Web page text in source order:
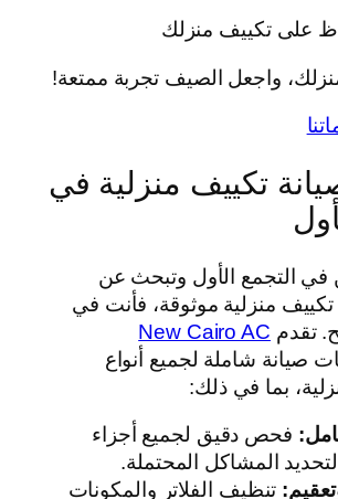
واجعل الصيف تجربة ممتعة!
تكييف منزلية في
في التجمع الأول وتبحث عن
منزلية موثوقة، فأنت في
تقدم New Cairo AC
صيانة شاملة لجميع أنواع
بما في ذلك:
فحص دقيق لجميع أجزاء
لتحديد المشاكل المحتملة.
تنظيف الفلاتر والمكونات